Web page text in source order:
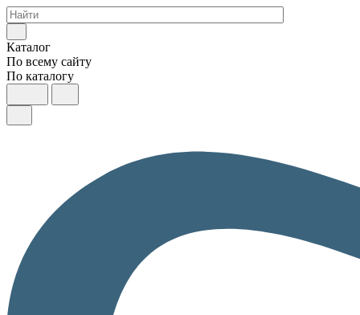
Каталог
По всему сайту
По каталогу